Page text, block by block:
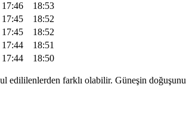
17:46
18:53
17:45
18:52
17:45
18:52
17:44
18:51
17:44 18:50
edililenlerden farklı olabilir. Güneşin